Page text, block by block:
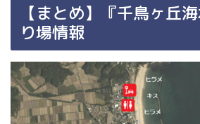
【まとめ】『千鳥ヶ丘
り場情報